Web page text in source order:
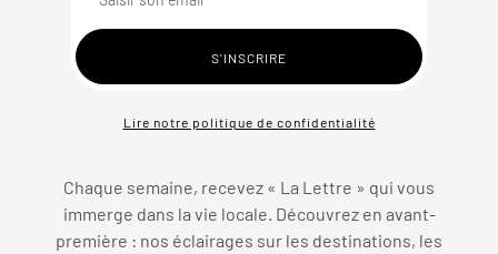
Lire notre politique de confidentialité
Chaque semaine, recevez « La Lettre » qui vous
immerge dans la vie locale. Découvrez en avant-
première : nos éclairages sur les destinations, les